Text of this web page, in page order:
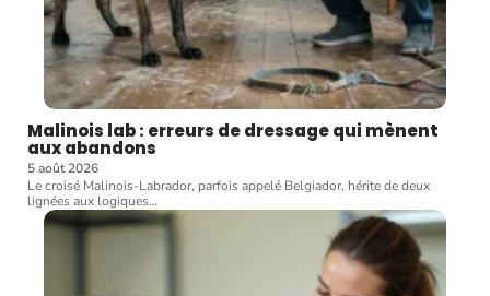
Malinois lab : erreurs de dressage qui mènent
aux abandons
5 août 2026
Le croisé Malinois-Labrador, parfois appelé Belgiador, hérite de deux
lignées aux logiques…